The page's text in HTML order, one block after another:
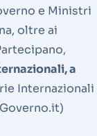
e Ministri
oltre ai
a
Internazionali